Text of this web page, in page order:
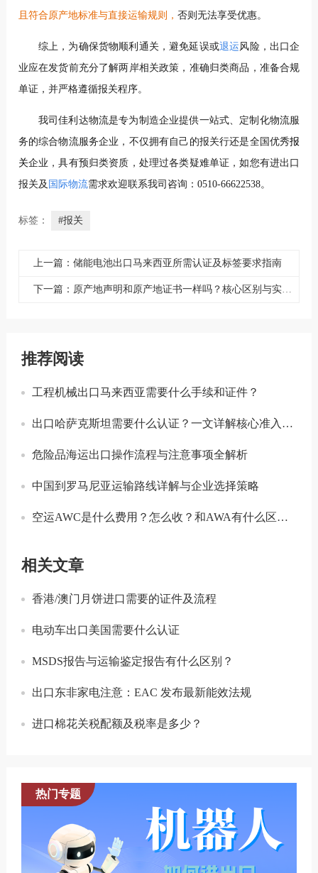
且符合原产地标准与直接运输规则， 否则无法享受优惠。
综上，为确保货物顺利通关，避免延误或退运 风险，出口企
业应在发货前充分了解两岸相关政策，准确归类商品，准备合规
单证，并严格遵循报关程序。
我司佳利达物流是专为制造企业提供一站式、定制化物流服
务的综合物流服务企业，不仅拥有自己的报关行还是全国优秀报
关企业，具有预归类资质，处理过各类疑难单证，如您有进出口
报关及 国际物流需求欢迎联系我司咨询：0510-66622538。
标签： #报关
上一篇：储能电池出口马来西亚所需认证及标签要求指南
下一篇：原产地声明和原产地证书一样吗？核心区别与实操指南
推荐阅读
工程机械出口马来西亚需要什么手续和证件？
出口哈萨克斯坦需要什么认证？一文详解核心准入要求
危险品海运出口操作流程与注意事项全解析
中国到罗马尼亚运输路线详解与企业选择策略
空运AWC是什么费用？怎么收？和AWA有什么区别？
相关文章
香港/澳门月饼进口需要的证件及流程
电动车出口美国需要什么认证
MSDS报告与运输鉴定报告有什么区别？
出口东非家电注意：EAC 发布最新能效法规
进口棉花关税配额及税率是多少？
热门专题